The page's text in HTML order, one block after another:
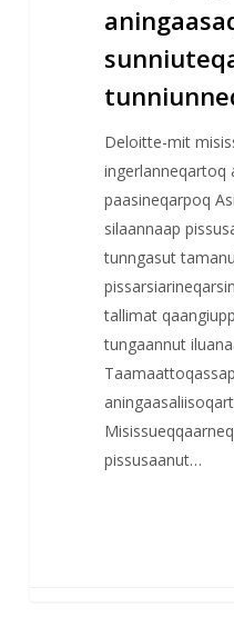
Deloitte-mit
ingerlanneqartoq
paasineqarpoq
silaannaap
tunngasut
tallimat
tungaannut
pissusaanut…